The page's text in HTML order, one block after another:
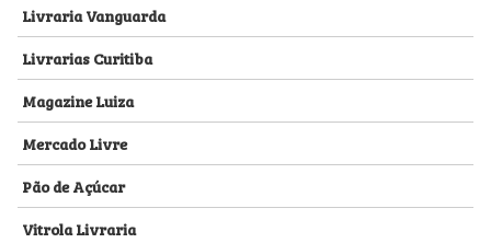
Livraria Vanguarda
Livrarias Curitiba
Magazine Luiza
Mercado Livre
Pão de Açúcar
Vitrola Livraria